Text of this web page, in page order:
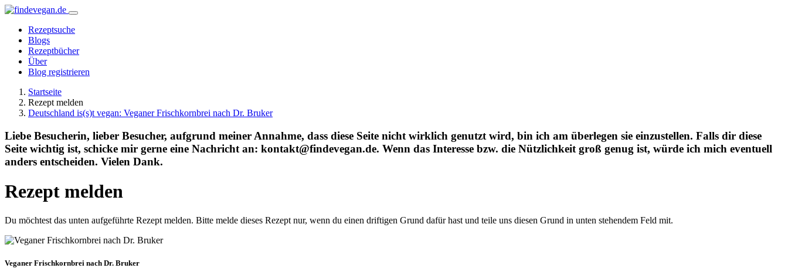
Rezeptsuche
Blogs
Rezeptbücher
Über
Blog registrieren
Startseite
Rezept melden
Deutschland is(s)t vegan: Veganer Frischkornbrei nach Dr. Bruker
Liebe Besucherin, lieber Besucher, aufgrund meiner Annahme, dass diese Seite nicht wirklich genutzt wird, bin ich am überlegen sie einzustellen. Falls dir diese
Seite wichtig ist, schicke mir gerne eine Nachricht an: kontakt@findevegan.de. Wenn das Interesse bzw. die Nützlichkeit groß genug ist, würde ich mich eventuell
anders entscheiden. Vielen Dank.
Rezept melden
Du möchtest das unten aufgeführte Rezept melden. Bitte melde dieses Rezept nur, wenn du einen driftigen Grund dafür hast und teile uns diesen Grund in unten stehendem Feld mit.
Veganer Frischkornbrei nach Dr. Bruker